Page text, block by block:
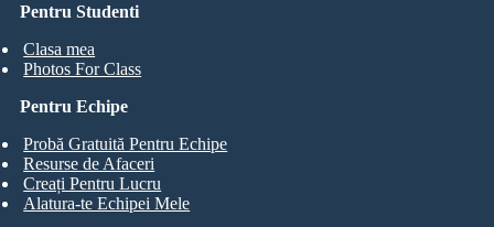
Pentru Studenti
Clasa mea
Photos For Class
Pentru Echipe
Probă Gratuită Pentru Echipe
Resurse de Afaceri
Creați Pentru Lucru
Alatura-te Echipei Mele